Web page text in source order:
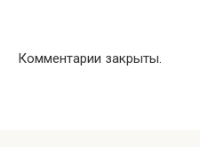
Комментарии закрыты.